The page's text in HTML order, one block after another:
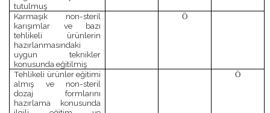
tutulmuş
Karmaşık non-steril
karışımlar ve bazı
tehlikeli ürünlerin
hazırlanmasındaki
uygun teknikler
konusunda eğitilmiş
Ö
Tehlikeli ürünler eğitimi
almış ve non-steril
dozaj formlarını
hazırlama konusunda
Ö